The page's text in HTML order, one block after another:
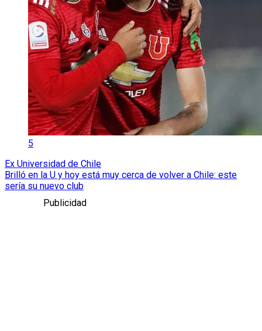
5
Ex Universidad de Chile
Brilló en la U y hoy está muy cerca de volver a Chile: este
sería su nuevo club
Publicidad